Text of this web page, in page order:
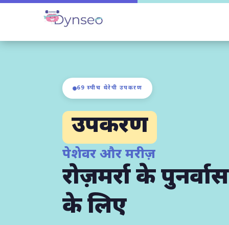
69 स्पीच थेरेपी उपकरण
उपकरण
पेशेवर और मरीज़
रोज़मर्रा के पुनर्वास
के लिए